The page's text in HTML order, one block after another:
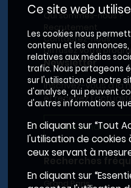
Qui sommes-nous ?
Contactez-nous
Diffusez votre
Newsletter
Inscrivez-vous à la
et recevez
Grand Paris
Ce site web
Les cookies nous
contenu et les
relatives aux médias
trafic. Nous partageons
sur l'utilisation de notre
d'analyse, qui peuvent
d'autres informations
En cliquant sur “Tout
l'utilisation de
ceux servant à
En cliquant sur